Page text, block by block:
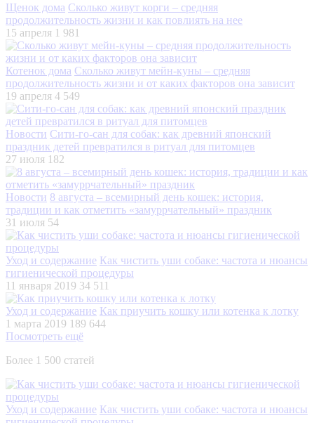
Щенок дома Сколько живут корги – средняя
продолжительность жизни и как повлиять на нее
15 апреля 1 981
Котенок дома Сколько живут мейн-куны – средняя
продолжительность жизни и от каких факторов она зависит
19 апреля 4 549
Новости Сити-го-сан для собак: как древний японский
праздник детей превратился в ритуал для питомцев
27 июля 182
Новости 8 августа – всемирный день кошек: история,
традиции и как отметить «замуррчательный» праздник
31 июля 54
Уход и содержание Как чистить уши собаке: частота и нюансы
гигиенической процедуры
11 января 2019 34 511
Уход и содержание Как приучить кошку или котенка к лотку
1 марта 2019 189 644
Посмотреть ещё
Более 1 500 статей
Уход и содержание Как чистить уши собаке: частота и нюансы